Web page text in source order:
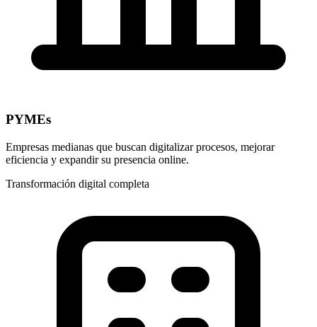
PYMEs
Empresas medianas que buscan digitalizar procesos, mejorar
eficiencia y expandir su presencia online.
Transformación digital completa